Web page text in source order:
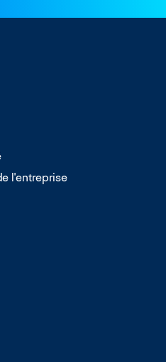
l'entreprise